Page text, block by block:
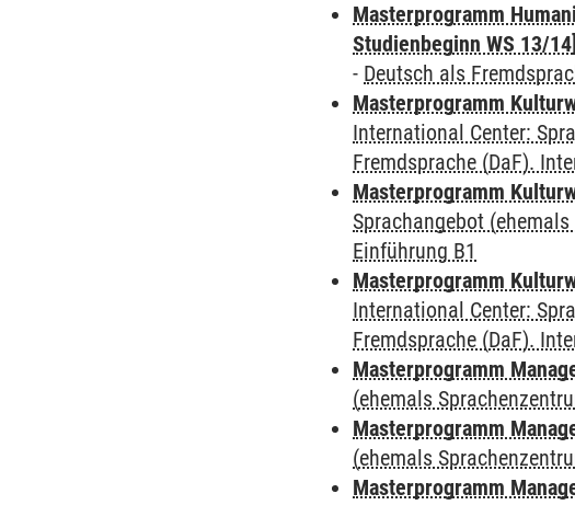
Masterprogramm
Studienbeginn WS 13/14]
- Deutsch als
Masterprogramm
International Center:
Fremdsprache (DaF).
Masterprogramm
Sprachangebot
Einführung B1
Masterprogramm
International Center:
Fremdsprache (DaF).
Masterprogramm
(ehemals
Masterprogramm
(ehemals
Masterprogramm